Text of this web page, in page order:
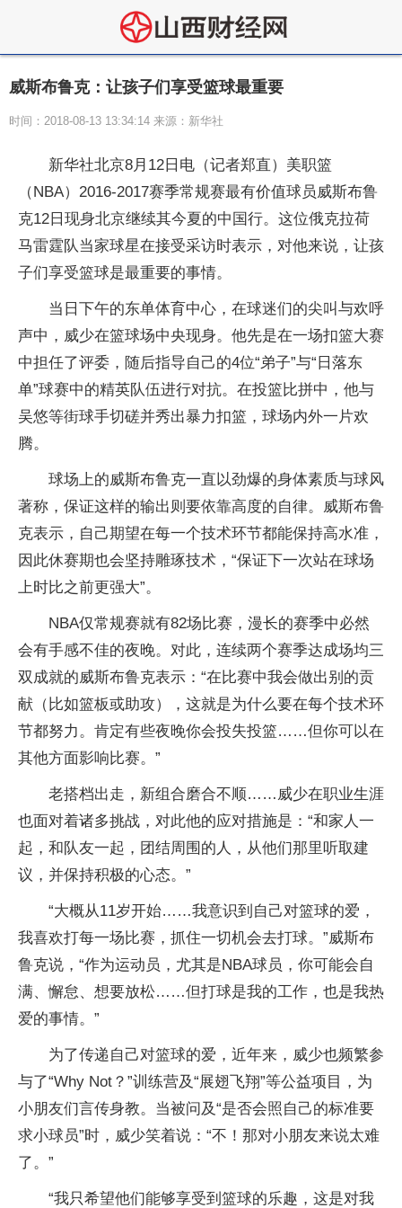
威斯布鲁克：让孩子们享受篮球最重要
时间：2018-08-13 13:34:14 来源：新华社
新华社北京8月12日电（记者郑直）美职篮
（NBA）2016-2017赛季常规赛最有价值球员威斯布鲁
克12日现身北京继续其今夏的中国行。这位俄克拉荷
马雷霆队当家球星在接受采访时表示，对他来说，让孩
子们享受篮球是最重要的事情。
当日下午的东单体育中心，在球迷们的尖叫与欢呼
声中，威少在篮球场中央现身。他先是在一场扣篮大赛
中担任了评委，随后指导自己的4位“弟子”与“日落东
单”球赛中的精英队伍进行对抗。在投篮比拼中，他与
吴悠等街球手切磋并秀出暴力扣篮，球场内外一片欢
腾。
球场上的威斯布鲁克一直以劲爆的身体素质与球风
著称，保证这样的输出则要依靠高度的自律。威斯布鲁
克表示，自己期望在每一个技术环节都能保持高水准，
因此休赛期也会坚持雕琢技术，“保证下一次站在球场
上时比之前更强大”。
NBA仅常规赛就有82场比赛，漫长的赛季中必然
会有手感不佳的夜晚。对此，连续两个赛季达成场均三
双成就的威斯布鲁克表示：“在比赛中我会做出别的贡
献（比如篮板或助攻），这就是为什么要在每个技术环
节都努力。肯定有些夜晚你会投失投篮……但你可以在
其他方面影响比赛。”
老搭档出走，新组合磨合不顺……威少在职业生涯
也面对着诸多挑战，对此他的应对措施是：“和家人一
起，和队友一起，团结周围的人，从他们那里听取建
议，并保持积极的心态。”
“大概从11岁开始……我意识到自己对篮球的爱，
我喜欢打每一场比赛，抓住一切机会去打球。”威斯布
鲁克说，“作为运动员，尤其是NBA球员，你可能会自
满、懈怠、想要放松……但打球是我的工作，也是我热
爱的事情。”
为了传递自己对篮球的爱，近年来，威少也频繁参
与了“Why Not？”训练营及“展翅飞翔”等公益项目，为
小朋友们言传身教。当被问及“是否会照自己的标准要
求小球员”时，威少笑着说：“不！那对小朋友来说太难
了。”
“我只希望他们能够享受到篮球的乐趣，这是对我